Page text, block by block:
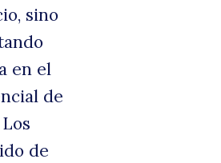
sino
en el
de
de